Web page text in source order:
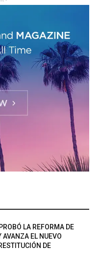
LA REFORMA DE
AVANZA EL NUEVO
DE